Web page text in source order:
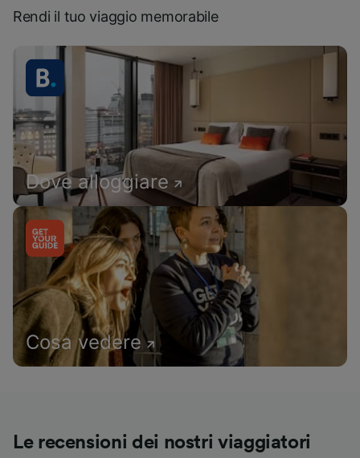
Rendi il tuo viaggio memorabile
Dove alloggiare
Cosa vedere
Le recensioni dei nostri viaggiatori